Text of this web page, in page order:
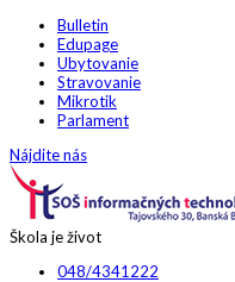
Bulletin
Edupage
Ubytovanie
Stravovanie
Mikrotik
Parlament
Nájdite nás
Škola je život
048/4341222